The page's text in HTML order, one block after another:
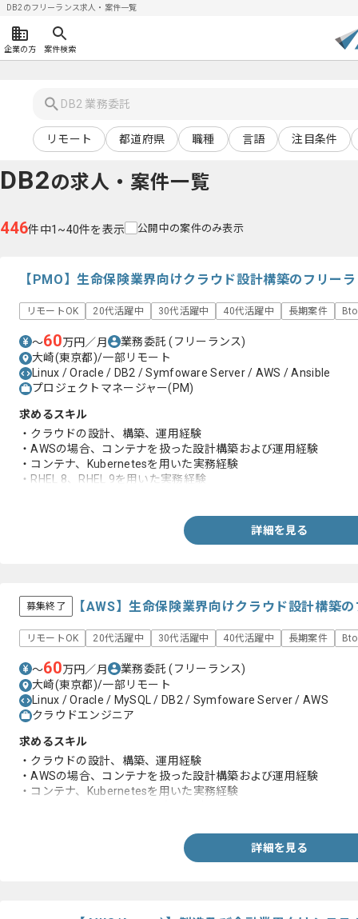
DB2のフリーランス求人・案件一覧
企業の方 案件検索
リモート 都道府県 職種 言語 注目条件
DB2の求人・案件一覧
446件中1~40件を表示 公開中の案件のみ表示
【PMO】生命保険業界向けクラウド設計構築のフリー
リモートOK 20代活躍中 30代活躍中 40代活躍中 長期案件
〜60万円／月 業務委託(フリーランス)
大崎(東京都)/一部リモート
Linux / Oracle / DB2 / Symfoware Server / AWS / Ansible
プロジェクトマネージャー(PM)
求めるスキル
・クラウドの設計、構築、運用経験
・AWSの場合、コンテナを扱った設計構築および運用経験
・コンテナ、Kubernetesを用いた実務経験
・RHEL 8、RHEL 9を用いた実務経験
詳細を見る
募集終了 【AWS】生命保険業界向けクラウド設計構築
リモートOK 20代活躍中 30代活躍中 40代活躍中 長期案件
〜60万円／月 業務委託(フリーランス)
大崎(東京都)/一部リモート
Linux / Oracle / MySQL / DB2 / Symfoware Server / AWS
クラウドエンジニア
求めるスキル
・クラウドの設計、構築、運用経験
・AWSの場合、コンテナを扱った設計構築および運用経験
・コンテナ、Kubernetesを用いた実務経験
詳細を見る